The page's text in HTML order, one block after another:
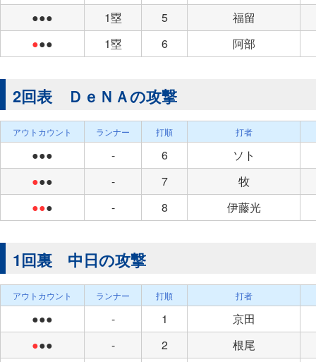
●●●
1塁 5
福留
●●● 1塁 6 阿部
2回表 ＤｅＮＡの攻撃
アウトカウント ランナー 打順 打者
●●● - 6
ソト
●●● - 7
牧
●●● - 8 伊藤光
1回裏 中日の攻撃
アウトカウント ランナー 打順 打者
●●● - 1
京田
●●● - 2
根尾